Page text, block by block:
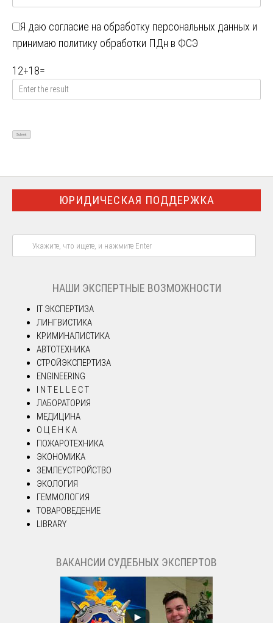
Я даю согласие на обработку персональных данных и
принимаю политику обработки ПДн в ФСЭ
12+18=
ЮРИДИЧЕСКАЯ ПОДДЕРЖКА
НАШИ ЭКСПЕРТНЫЕ ВОЗМОЖНОСТИ
IT ЭКСПЕРТИЗА
ЛИНГВИСТИКА
КРИМИНАЛИСТИКА
АВТОТЕХНИКА
СТРОЙЭКСПЕРТИЗА
ENGINEERING
I N T E L L E C T
ЛАБОРАТОРИЯ
МЕДИЦИНА
О Ц Е Н К А
ПОЖАРОТЕХНИКА
ЭКОНОМИКА
ЗЕМЛЕУСТРОЙСТВО
ЭКОЛОГИЯ
ГЕММОЛОГИЯ
ТОВАРОВЕДЕНИЕ
LIBRARY
ВАКАНСИИ СУДЕБНЫХ ЭКСПЕРТОВ